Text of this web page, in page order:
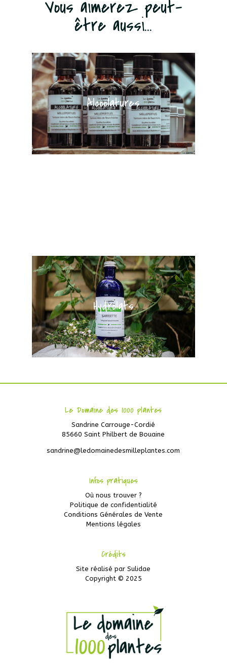
Vous aimerez peut-
être aussi...
Alcoolatures
Hydrolats
Le Domaine des 1000 plantes
Sandrine Carrouge-Cordié
85660 Saint Philbert de Bouaine
sandrine@ledomainedesmilleplantes.com
Infos pratiques
Où nous trouver ?
Politique de confidentialité
Conditions Générales de Vente
Mentions légales
Crédits
Site réalisé parSulidae
Copyright © 2025